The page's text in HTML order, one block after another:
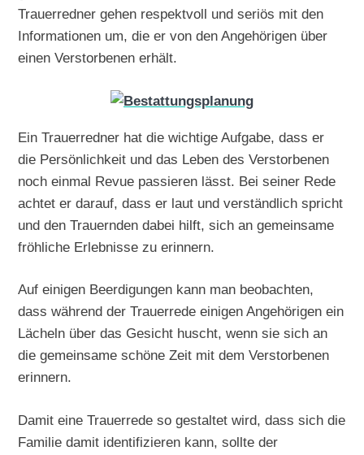
Trauerredner gehen respektvoll und seriös mit den
Informationen um, die er von den Angehörigen über
einen Verstorbenen erhält.
Ein Trauerredner hat die wichtige Aufgabe, dass er
die Persönlichkeit und das Leben des Verstorbenen
noch einmal Revue passieren lässt. Bei seiner Rede
achtet er darauf, dass er laut und verständlich spricht
und den Trauernden dabei hilft, sich an gemeinsame
fröhliche Erlebnisse zu erinnern.
Auf einigen Beerdigungen kann man beobachten,
dass während der Trauerrede einigen Angehörigen ein
Lächeln über das Gesicht huscht, wenn sie sich an
die gemeinsame schöne Zeit mit dem Verstorbenen
erinnern.
Damit eine Trauerrede so gestaltet wird, dass sich die
Familie damit identifizieren kann, sollte der